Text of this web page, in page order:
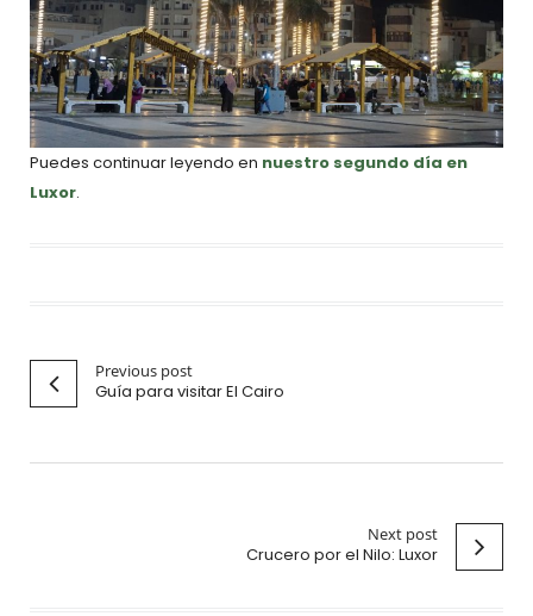
Puedes continuar leyendo en nuestro segundo día en
Luxor.
Previous post
Guía para visitar El Cairo
Next post
Crucero por el Nilo: Luxor